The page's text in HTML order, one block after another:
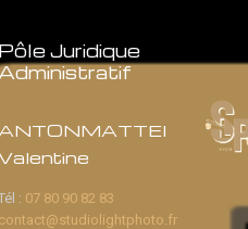
Pôle Juridique
ANTONMATTEI
: 07 80 90 82 83
contact@studiolightphoto.fr